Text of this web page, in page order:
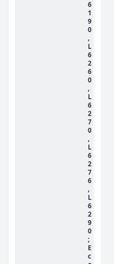
6
1
9
0
,
L
6
2
6
0
,
L
6
2
7
0
,
L
6
2
7
6
,
L
6
2
9
0
;
E
c